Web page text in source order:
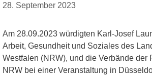
28. September 2023
Am 28.09.2023 würdigten Karl-Josef
Arbeit, Gesundheit und Soziales des
Westfalen (NRW), und die Verbände der
NRW bei einer Veranstaltung in